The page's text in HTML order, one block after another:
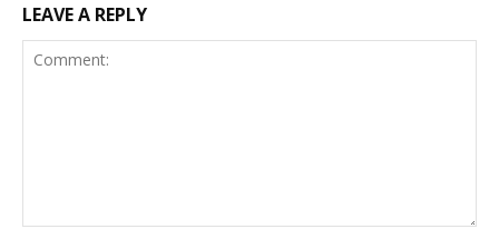
LEAVE A REPLY